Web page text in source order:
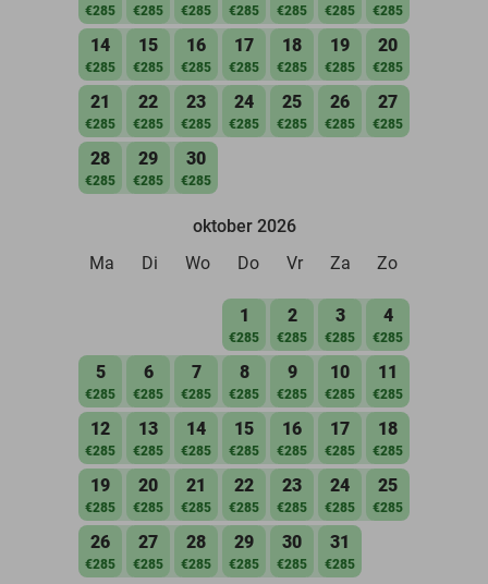
€285 €285 €285 €285 €285 €285 €285
14
€285
15
€285
16
€285
17
€285
18
€285
19
€285
20
€285
21
€285
22
€285
23
€285
24
€285
25
€285
26
€285
27
€285
28
€285
29
€285
30
€285
oktober 2026
Ma
Di Wo Do Vr Za Zo
1
€285
2
€285
3
€285
4
€285
5
€285
6
€285
7
€285
8
€285
9
€285
10
€285
11
€285
12
€285
13
€285
14
€285
15
€285
16
€285
17
€285
18
€285
19
€285
20
€285
21
€285
22
€285
23
€285
24
€285
25
€285
26
€285
27
€285
28
€285
29
€285
30
€285
31
€285